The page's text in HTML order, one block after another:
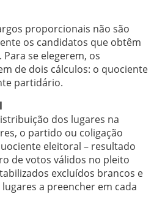
proporcionais não são
os candidatos que obtêm
se elegerem, os
de dois cálculos: o quociente
partidário.
dos lugares na
o partido ou coligação
eleitoral – resultado
de votos válidos no pleito
excluídos brancos e
a preencher em cada